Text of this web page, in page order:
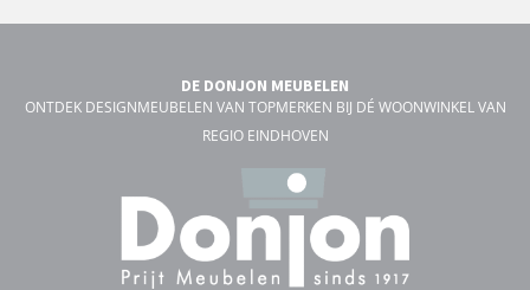
DE DONJON MEUBELEN
ONTDEK DESIGNMEUBELEN VAN TOPMERKEN BIJ DÉ WOONWINKEL VAN
REGIO EINDHOVEN